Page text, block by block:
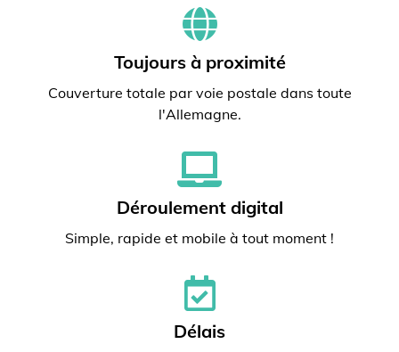
Toujours à proximité
Couverture totale par voie postale dans toute
l'Allemagne.
Déroulement digital
Simple, rapide et mobile à tout moment !
Délais